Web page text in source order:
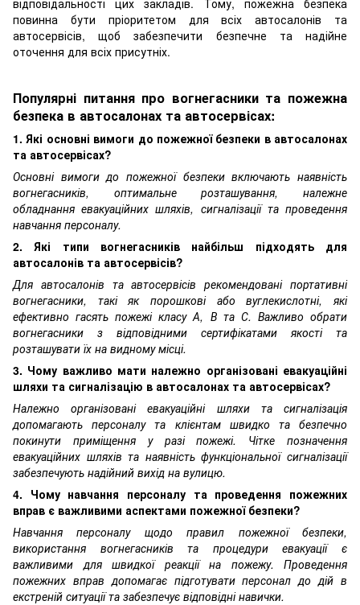
повинна бути пріоритетом для всіх автосалонів та
автосервісів, щоб забезпечити безпечне та надійне
оточення для всіх присутніх.
Популярні питання про вогнегасники та пожежна
безпека в автосалонах та автосервісах:
1. Які основні вимоги до пожежної безпеки в автосалонах
та автосервісах?
Основні вимоги до пожежної безпеки включають наявність
вогнегасників, оптимальне розташування, належне
обладнання евакуаційних шляхів, сигналізації та проведення
навчання персоналу.
2. Які типи вогнегасників найбільш підходять для
автосалонів та автосервісів?
Для автосалонів та автосервісів рекомендовані портативні
вогнегасники, такі як порошкові або вуглекислотні, які
ефективно гасять пожежі класу А, В та С. Важливо обрати
вогнегасники з відповідними сертифікатами якості та
розташувати їх на видному місці.
3. Чому важливо мати належно організовані евакуаційні
шляхи та сигналізацію в автосалонах та автосервісах?
Належно організовані евакуаційні шляхи та сигналізація
допомагають персоналу та клієнтам швидко та безпечно
покинути приміщення у разі пожежі. Чітке позначення
евакуаційних шляхів та наявність функціональної сигналізації
забезпечують надійний вихід на вулицю.
4. Чому навчання персоналу та проведення пожежних
вправ є важливими аспектами пожежної безпеки?
Навчання персоналу щодо правил пожежної безпеки,
використання вогнегасників та процедури евакуації є
важливими для швидкої реакції на пожежу. Проведення
пожежних вправ допомагає підготувати персонал до дій в
екстреній ситуації та забезпечує відповідні навички.